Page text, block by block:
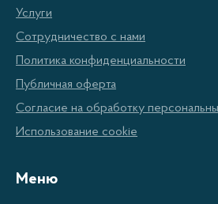
Услуги
Сотрудничество с нами
Политика конфиденциальности
Публичная оферта
Согласие на обработку
Использование cookie
Меню